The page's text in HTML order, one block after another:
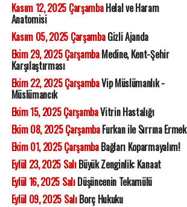
Kasım 12, 2025 ÇarşambaHelal ve Haram
Anatomisi
Kasım 05, 2025 ÇarşambaGizli Ajanda
Ekim 29, 2025 ÇarşambaMedine, Kent-Şehir
Karşılaştırması
Ekim 22, 2025 ÇarşambaVip Müslümanlık -
Müslümancık
Ekim 15, 2025 ÇarşambaVitrin Hastalığı
Ekim 08, 2025 ÇarşambaFurkan ile Sırrına Ermek
Ekim 01, 2025 ÇarşambaBağları Koparmayalım!
Eylül 23, 2025 SalıBüyük Zenginlik: Kanaat
Eylül 16, 2025 SalıDüşüncenin Tekamülü
Eylül 09, 2025 SalıBorç Hukuku